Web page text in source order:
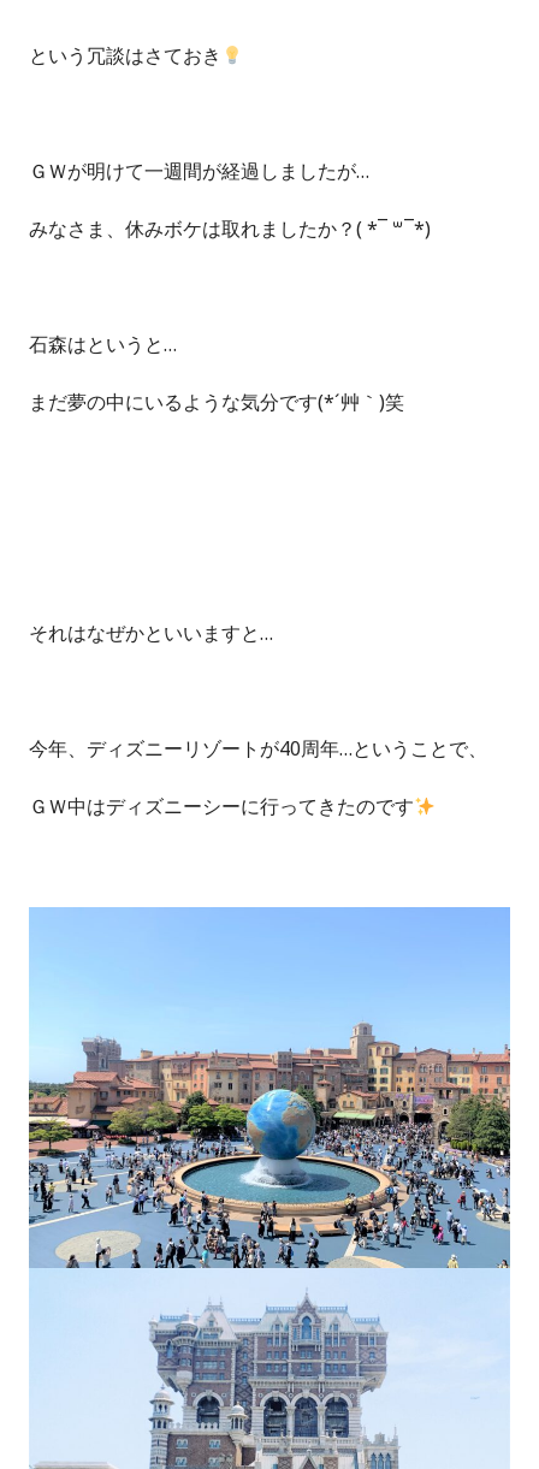
という冗談はさておき
ＧＷが明けて一週間が経過しましたが…
みなさま、休みボケは取れましたか？( *¯ ꒳¯*)
石森はというと…
まだ夢の中にいるような気分です(*´艸｀)笑
それはなぜかといいますと…
今年、ディズニーリゾートが40周年…ということで、
ＧＷ中はディズニーシーに行ってきたのです